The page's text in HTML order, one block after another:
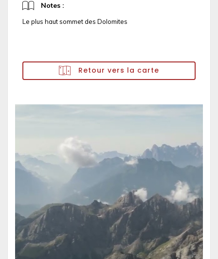
Notes :
Le plus haut sommet des Dolomites
Retour vers la carte